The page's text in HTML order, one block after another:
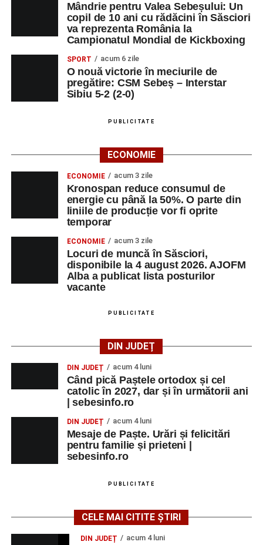
Mândrie pentru Valea Sebeșului: Un
copil de 10 ani cu rădăcini în Săsciori
va reprezenta România la
Campionatul Mondial de Kickboxing
SPORT acum 6 zile
O nouă victorie în meciurile de
pregătire: CSM Sebeș – Interstar
Sibiu 5-2 (2-0)
PUBLICITATE
ECONOMIE
ECONOMIE acum 3 zile
Kronospan reduce consumul de
energie cu până la 50%. O parte din
liniile de producție vor fi oprite
temporar
ECONOMIE acum 3 zile
Locuri de muncă în Săsciori,
disponibile la 4 august 2026. AJOFM
Alba a publicat lista posturilor
vacante
PUBLICITATE
DIN JUDEȚ
DIN JUDEȚ acum 4 luni
Când pică Paștele ortodox și cel
catolic în 2027, dar și în următorii ani
| sebesinfo.ro
DIN JUDEȚ acum 4 luni
Mesaje de Paște. Urări și felicitări
pentru familie și prieteni |
sebesinfo.ro
PUBLICITATE
CELE MAI CITITE ȘTIRI
DIN JUDEȚ acum 4 luni